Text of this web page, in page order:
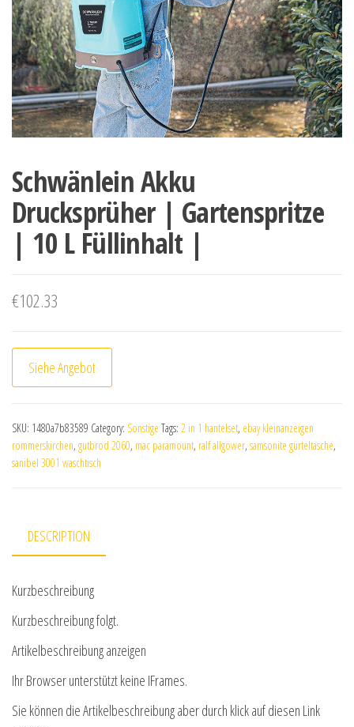
Schwänlein Akku
Drucksprüher | Gartenspritze
| 10 L Füllinhalt |
€102.33
Siehe Angebot
SKU: 1480a7b83589 Category: Sonstige Tags: 2 in 1 hantelset, ebay kleinanzeigen
rommerskirchen, gutbrod 2060, mac paramount, ralf allgöwer, samsonite gürteltasche,
sanibel 3001 waschtisch
DESCRIPTION
Kurzbeschreibung
Kurzbeschreibung folgt.
Artikelbeschreibung anzeigen
Ihr Browser unterstützt keine IFrames.
Sie können die Artikelbeschreibung aber durch klick auf diesen Link